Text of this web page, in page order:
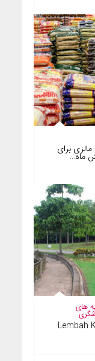
مالزی برای
ماه…
های